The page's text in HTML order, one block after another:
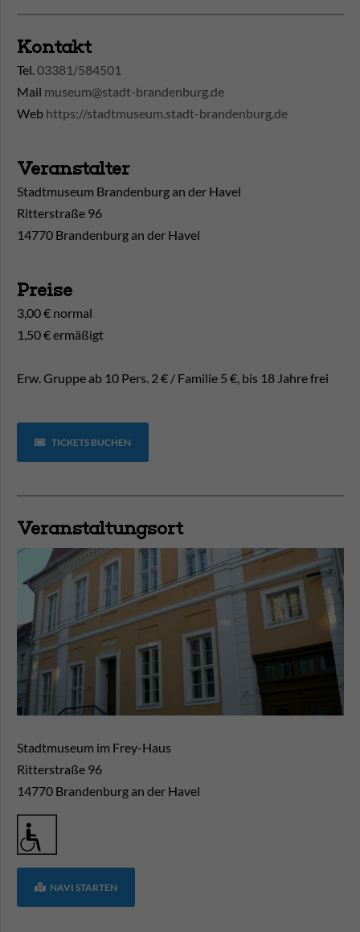
Kontakt
Tel.03381/584501
Mail museum@stadt-brandenburg.de
Web https://stadtmuseum.stadt-brandenburg.de
Veranstalter
Stadtmuseum Brandenburg an der Havel
Ritterstraße 96
14770 Brandenburg an der Havel
Preise
3,00 € normal
1,50 € ermäßigt
Erw. Gruppe ab 10 Pers. 2 € / Familie 5 €, bis 18 Jahre frei
TICKETS BUCHEN
Veranstaltungsort
Stadtmuseum im Frey-Haus
Ritterstraße 96
14770 Brandenburg an der Havel
NAVI STARTEN